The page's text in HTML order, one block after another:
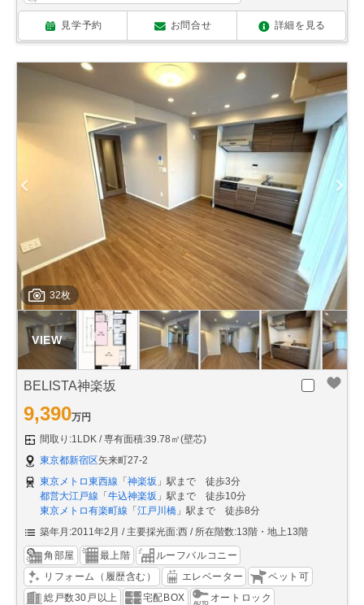
見学予約 お問合せ 詳細を見る
32枚
BELISTA神楽坂
9,390万円
間取り:1LDK
専有面積:39.78㎡(壁芯)
東京都新宿区矢来町27-2
東京メトロ東西線 「 神楽坂 」駅まで 徒歩3分
都営大江戸線 「 牛込神楽坂 」駅まで 徒歩10分
東京メトロ有楽町線 「 江戸川橋 」駅まで 徒歩8分
築年月:2011年2月
主要採光面:西 所在階数:13階・地上13階
角部屋 最上階
ルーフバルコニー
リフォーム（履歴含む）
エレベーター
ペット可
総戸数30戸以上
宅配BOX オートロック